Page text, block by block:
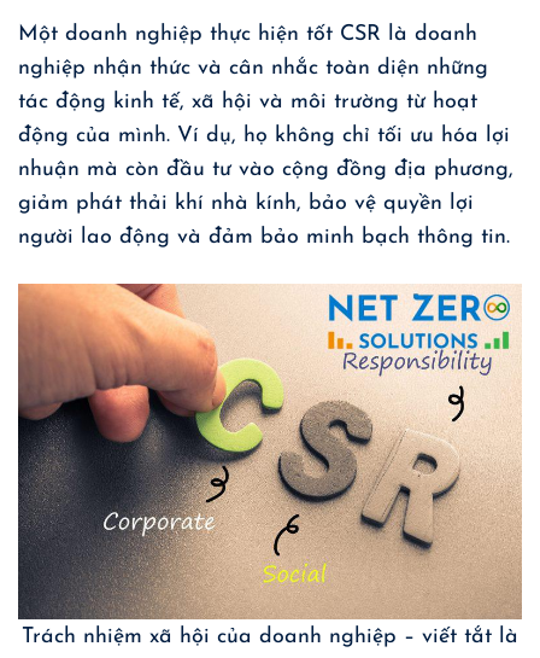
Một doanh nghiệp thực hiện tốt CSR là doanh
nghiệp nhận thức và cân nhắc toàn diện những
tác động kinh tế, xã hội và môi trường từ hoạt
động của mình. Ví dụ, họ không chỉ tối ưu hóa lợi
nhuận mà còn đầu tư vào cộng đồng địa phương,
giảm phát thải khí nhà kính, bảo vệ quyền lợi
người lao động và đảm bảo minh bạch thông tin.
Trách nhiệm xã hội của doanh nghiệp – viết tắt là